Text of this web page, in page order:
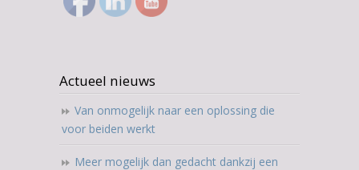
Actueel nieuws
Van onmogelijk naar een oplossing die
voor beiden werkt
Meer mogelijk dan gedacht dankzij een